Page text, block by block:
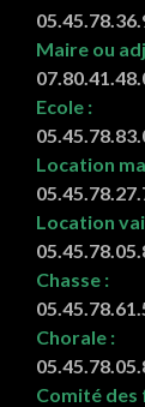
Maire ou
Ecole :
Location
Location
Chasse :
Chorale :
Comité des